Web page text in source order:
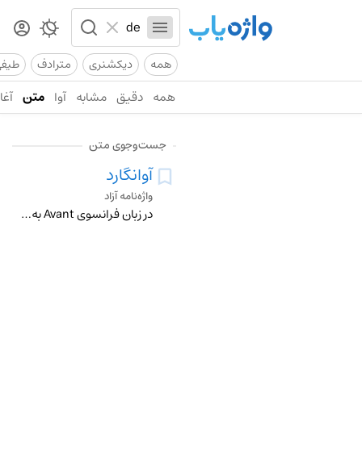
همه دیکشنری مترادف
همه دقیق مشابه آوا متن
جست‌وجوی متن
آوانگارد
واژه‌نامه آزاد
در زبان فرانسوی Avant به معنی پیش و garde در اصطلاح نظامی به معنی نگه‌بان و محافظ است و اصطلاح ( Avant gardeطلایه‌دار) به معنی جلودار و پیش‌لشکر است. معادل انگل